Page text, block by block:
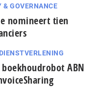
& GOVERNANCE
nomineert tien
ABN